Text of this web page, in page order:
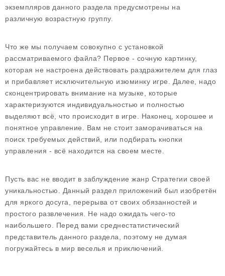
экземпляров данного раздела предусмотрены на
различную возрастную группу.
Что же мы получаем совокупно с установкой
рассматриваемого файла? Первое - сочную картинку,
которая не настроена действовать раздражителем для глаз
и прибавляет исключительную изюминку игре. Далее, надо
сконцентрировать внимание на музыке, которые
характеризуются индивидуальностью и полностью
выделяют всё, что происходит в игре. Наконец, хорошее и
понятное управление. Вам не стоит заморачиваться на
поиск требуемых действий, или подбирать кнопки
управления - всё находится на своем месте.
Пусть вас не вводит в заблуждение жанр Стратегии своей
уникальностью. Данный раздел приложений был изобретён
для яркого досуга, перерыва от своих обязанностей и
простого развлечения. Не надо ожидать чего-то
наибольшего. Перед вами среднестатистический
представитель данного раздела, поэтому не думая
погружайтесь в мир веселья и приключений.